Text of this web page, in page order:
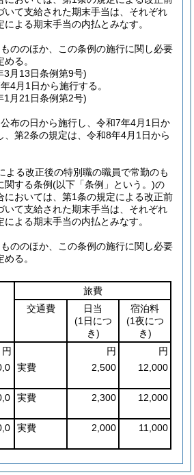
いて支給された期末手当は、それぞれ
よる期末手当の内払とみなす。
ののほか、この条例の施行に関し必要
る。
3月13日条例第9号)
4月1日から施行する。
1月21日条例第2号)
布の日から施行し、令和7年4月1日か
、第2条の規定は、令和8年4月1日から
よる改正後の特別職の職員で常勤のも
関する条例(以下「条例」という。)の
においては、第1条の規定による改正前
いて支給された期末手当は、それぞれ
よる期末手当の内払とみなす。
ののほか、この条例の施行に関し必要
る。
旅費
交通費
日当
(1日につ
き)
宿泊料
(1夜につ
き)
円
円
円
実費 2,500 12,000
実費 2,300 12,000
実費 2,000 11,000